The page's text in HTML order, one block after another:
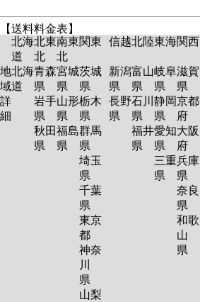
【送料料金表】
北海
道
北東
北
南東
北
関東 信越北陸東海関西
地
域
詳
細
北海
道
青森
県
岩手
県
秋田
県
宮城
県
山形
県
福島
県
茨城
県
栃木
県
群馬
県
埼玉
県
千葉
県
東京
都
神奈
川
県
山梨
新潟
県
長野
県
富山
県
石川
県
福井
県
岐阜
県
静岡
県
愛知
県
三重
県
滋賀
県
京都
府
大阪
府
兵庫
県
奈良
県
和歌
山
県